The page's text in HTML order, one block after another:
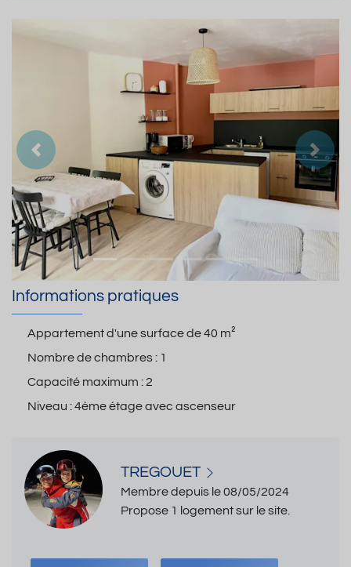
Précedent
Informations pratiques
Appartement d'une surface de40 m²
Nombre de chambres : 1
Capacité maximum :2
Niveau :4ème étage avec ascenseur
TREGOUET
Membre depuis le 08/05/2024
Propose 1 logement sur le site.